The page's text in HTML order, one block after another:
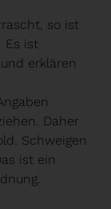
so ist
Es ist
erklären
Daher
Schweigen
ist ein